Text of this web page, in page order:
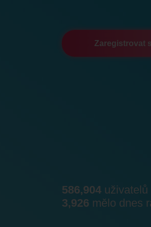
Zaregistrovat
586,904 uživatelů
3,926 mělo dnes